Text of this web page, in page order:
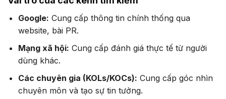
Google: Cung cấp thông tin chính thống qua
website, bài PR.
Mạng xã hội: Cung cấp đánh giá thực tế từ người
dùng khác.
Các chuyên gia (KOLs/KOCs): Cung cấp góc nhìn
chuyên môn và tạo sự tin tưởng.